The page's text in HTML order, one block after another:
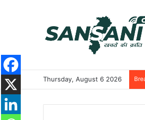
Thursday, August 6 2026